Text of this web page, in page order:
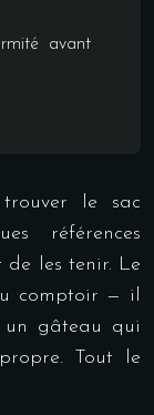
avant
le sac
références
de les tenir. Le
comptoir — il
un gâteau qui
Tout le